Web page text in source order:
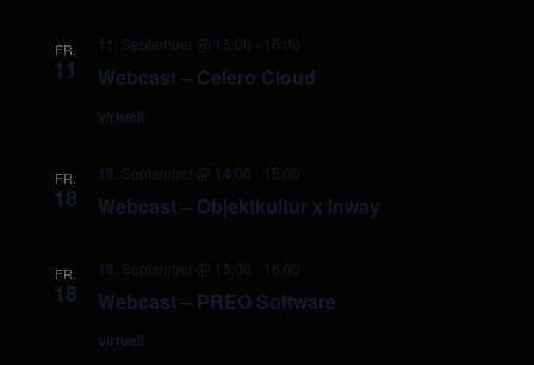
FR.
11 Webcast – Celero Cloud
11. September @ 15:00 - 16:00
virtuell
FR.
18 Webcast – Objektkultur x Inway
18. September @ 14:00 - 15:00
FR.
18 Webcast – PREO Software
18. September @ 15:00 - 16:00
virtuell